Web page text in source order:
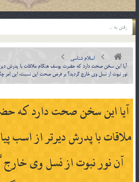
اسلام شناسی
آيا اين سخن صحت دارد که حضرت یوسف هنگام ملاقات با پدرش
نور نبوت از نسل وی خارج گردید؟ بر فرض صحت این نسبت، این امر
آيا اين سخن صحت دارد که
ملاقات با پدرش دیرتر از اسب
آن نور نبوت از نسل وی